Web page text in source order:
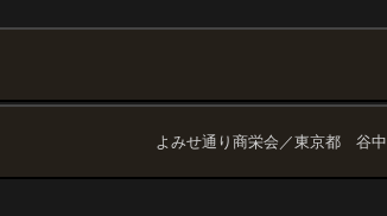
い「亀有中央商店街」、「リリ
よみせ通り商栄会／東京都 谷中